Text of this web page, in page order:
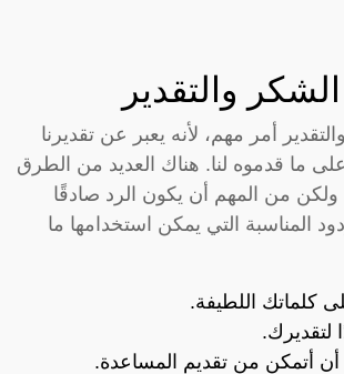
والتقدير
أمر مهم، لأنه يعبر عن تقديرنا
على ما قدموه لنا. هناك العديد من الطرق
من المهم أن يكون الرد صادقًا
المناسبة التي يمكن استخدامها ما
كلماتك اللطيفة.
لتقديرك.
أتمكن من تقديم المساعدة.